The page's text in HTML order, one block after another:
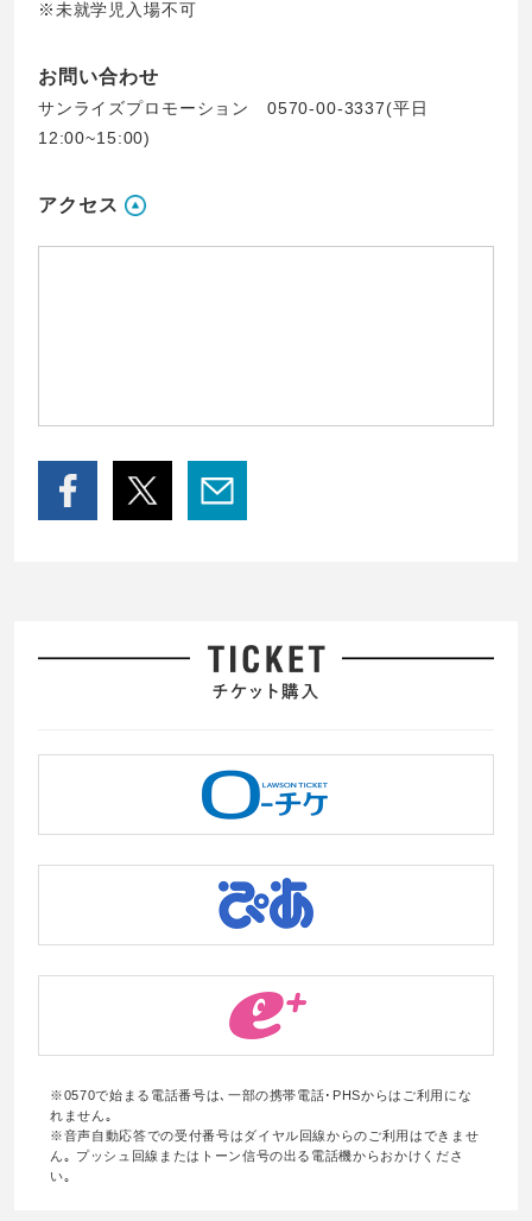
※未就学児入場不可
お問い合わせ
サンライズプロモーション 0570-00-3337(平日
12:00~15:00)
アクセス
※0570で始まる電話番号は､一部の携帯電話･PHSからはご利用にな
れません｡
※音声自動応答での受付番号はダイヤル回線からのご利用はできませ
ん｡ プッシュ回線またはトーン信号の出る電話機からおかけくださ
い｡